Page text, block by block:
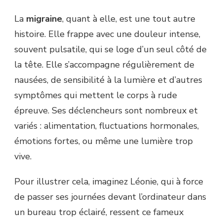
La migraine, quant à elle, est une tout autre
histoire. Elle frappe avec une douleur intense,
souvent pulsatile, qui se loge d’un seul côté de
la tête. Elle s’accompagne régulièrement de
nausées, de sensibilité à la lumière et d’autres
symptômes qui mettent le corps à rude
épreuve. Ses déclencheurs sont nombreux et
variés : alimentation, fluctuations hormonales,
émotions fortes, ou même une lumière trop
vive.
Pour illustrer cela, imaginez Léonie, qui à force
de passer ses journées devant l’ordinateur dans
un bureau trop éclairé, ressent ce fameux